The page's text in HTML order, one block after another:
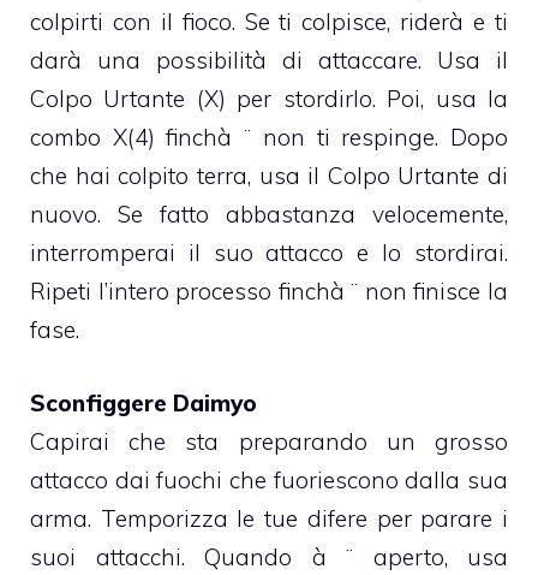
colpirti con il fioco. Se ti colpisce, riderà e ti
darà una possibilità di attaccare. Usa il
Colpo Urtante (X) per stordirlo. Poi, usa la
combo X(4) finchà ¨ non ti respinge. Dopo
che hai colpito terra, usa il Colpo Urtante di
nuovo. Se fatto abbastanza velocemente,
interromperai il suo attacco e lo stordirai.
Ripeti l’intero processo finchà ¨ non finisce la
fase.
Sconfiggere Daimyo
Capirai che sta preparando un grosso
attacco dai fuochi che fuoriescono dalla sua
arma. Temporizza le tue difere per parare i
suoi attacchi. Quando à ¨ aperto, usa